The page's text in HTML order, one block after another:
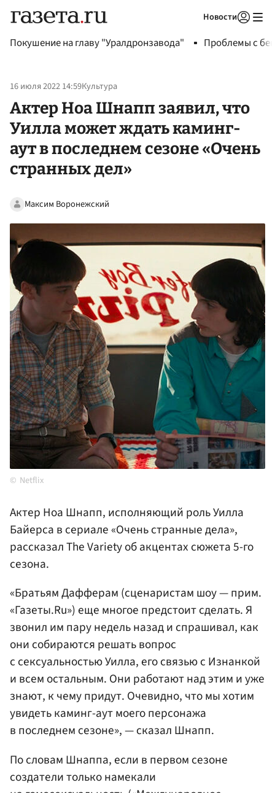
Новости
Покушение на главу "Уралдронзавода" Проблемы с
16 июля 2022 14:59Культура
Актер Ноа Шнапп заявил, что
Уилла может ждать каминг-
аут в последнем сезоне «Очень
странных дел»
Максим Воронежский
Netflix
Актер Ноа Шнапп, исполняющий роль Уилла
Байерса в сериале «Очень странные дела»,
рассказал The Variety об акцентах сюжета 5-го
сезона.
«Братьям Дафферам (сценаристам шоу — прим.
«Газеты.Ru») еще многое предстоит сделать. Я
звонил им пару недель назад и спрашивал, как
они собираются решать вопрос
с сексуальностью Уилла, его связью с Изнанкой
и всем остальным. Они работают над этим и уже
знают, к чему придут. Очевидно, что мы хотим
увидеть каминг-аут моего персонажа
в последнем сезоне», — сказал Шнапп.
По словам Шнаппа, если в первом сезоне
создатели только намекали